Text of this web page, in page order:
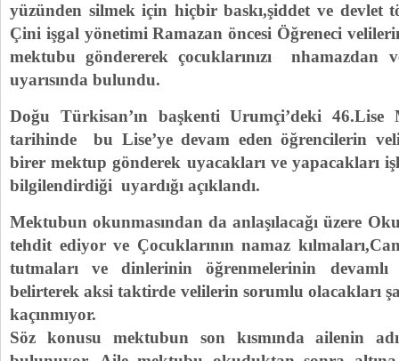
yüzünden silmek için hiçbir baskı,şiddet ve devlet
Çini işgal yönetimi Ramazan öncesi Öğreneci
mektubu göndererek çocuklarınızı
uyarısında bulundu.
Doğu Türkisan’ın başkenti Urumçi’deki 46.Lise
tarihinde bu Lise’ye devam eden öğrencilerin
birer mektup gönderek uyacakları ve yapacakları
bilgilendirdiği uyardığı açıklandı.
Mektubun okunmasından da anlaşılacağı üzere
tehdit ediyor ve Çocuklarının namaz
tutmaları ve dinlerinin öğrenmelerinin devamlı
belirterek aksi taktirde velilerin sorumlu olacakları
kaçınmıyor.
Söz konusu mektubun son kısmında ailenin